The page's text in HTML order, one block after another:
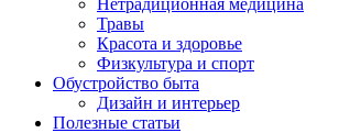
Нетрадиционная медицина
Травы
Красота и здоровье
Физкультура и спорт
Обустройство быта
Дизайн и интерьер
Полезные статьи